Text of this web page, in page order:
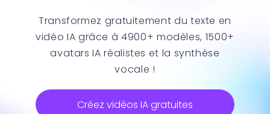
Transformez gratuitement du texte en
vidéo IA grâce à 4900+ modèles, 1500+
avatars IA réalistes et la synthèse
vocale !
Créez vidéos IA gratuites